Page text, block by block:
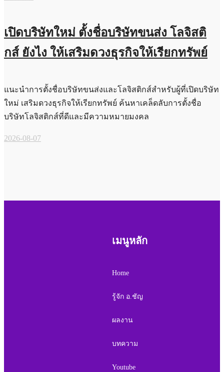
เปิดบริษัทใหม่ ตั้งชื่อบริษัทขนส่ง โลจิสติ
กส์ ยังไง ให้เสริมดวงธุรกิจให้เรียกทรัพย์
แนะนำการตั้งชื่อบริษัทขนส่งและโลจิสติกส์สำหรับผู้ที่เปิดบริษัท
ใหม่ เสริมดวงธุรกิจให้เรียกทรัพย์ ค้นหาเคล็ดลับการตั้งชื่อ
บริษัทโลจิสติกส์ที่ดีและมีความหมายมงคล
2026-08-07
เมนูหลัก
Home
รู้จัก อ.ชัญ
ผลงาน
บทความ
Youtube